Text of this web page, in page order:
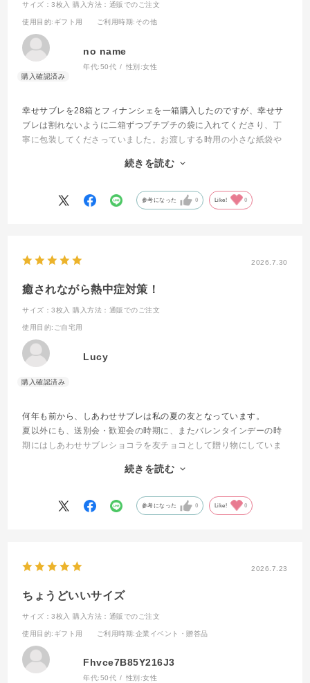
サイズ：3枚入 購入方法：通販でのご注文
使用目的:ギフト用 ご利用時期:その他
no name
年代:50代 性別:女性
幸せサブレを28箱とフィナンシェを一箱購入したのですが、幸せサ
ブレは割れないように二箱ずつプチプチの袋に入れてくださり、丁
寧に包装してくださっていました。お渡しする時用の小さな紙袋や
自分用にも１つ購入してみたのですが、箱の中の３枚のサブレにも
ありがとうございました。
続きを読む
参考になった 0 Like! 0
2026.7.30
癒されながら熱中症対策！
サイズ：3枚入 購入方法：通販でのご注文
使用目的:ご自宅用
Lucy
何年も前から、しあわせサブレは私の夏の友となっています。
夏以外にも、送別会・歓迎会の時期に、またバレンタインデーの時
期にはしあわせサブレショコラを友チョコとして贈り物にしていま
甘味の中に塩味が見え隠れする、ハート形のキュートなサブレは、
続きを読む
参考になった 0 Like! 0
2026.7.23
ちょうどいいサイズ
サイズ：3枚入 購入方法：通販でのご注文
使用目的:ギフト用 ご利用時期:企業イベント・贈答品
Fhvce7B85Y216J3
年代:50代 性別:女性